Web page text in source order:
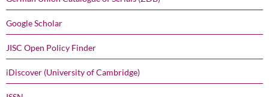
Google Scholar
JISC Open Policy Finder
iDiscover (University of Cambridge)